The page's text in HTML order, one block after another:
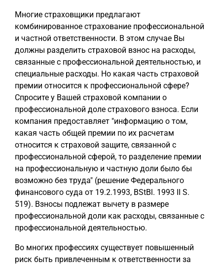
Многие страховщики предлагают
комбинированное страхование профессиональной
и частной ответственности. В этом случае Вы
должны разделить страховой взнос на расходы,
связанные с профессиональной деятельностью, и
специальные расходы. Но какая часть страховой
премии относится к профессиональной сфере?
Спросите у Вашей страховой компании о
профессиональной доле страхового взноса. Если
компания предоставляет "информацию о том,
какая часть общей премии по их расчетам
относится к страховой защите, связанной с
профессиональной сферой, то разделение премии
на профессиональную и частную доли было бы
возможно без труда" (решение Федерального
финансового суда от 19.2.1993, BStBl. 1993 II S.
519). Взносы подлежат вычету в размере
профессиональной доли как расходы, связанные с
профессиональной деятельностью.
Во многих профессиях существует повышенный
риск быть привлеченным к ответственности за